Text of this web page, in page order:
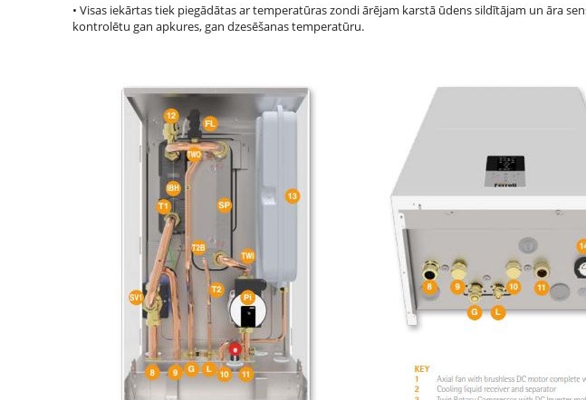
• Visas iekārtas tiek piegādātas ar temperatūras zondi ārējam karstā ūdens sildītājam un āra
kontrolētu gan apkures, gan dzesēšanas temperatūru.